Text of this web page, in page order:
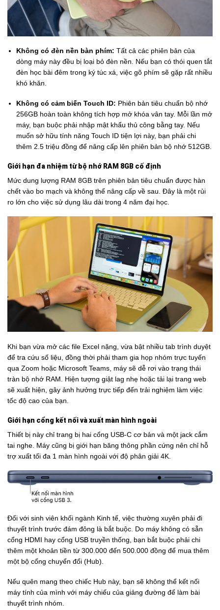
Không có đèn nền bàn phím: Tất cả các phiên bản của
dòng máy này đều bị loại bỏ đèn nền. Nếu bạn có thói quen tắt
đèn học bài đêm trong ký túc xá, việc gõ phím sẽ gặp rất nhiều
khó khăn.
Không có cảm biến Touch ID: Phiên bản tiêu chuẩn bộ nhớ
256GB hoàn toàn không tích hợp mở khóa vân tay. Mỗi lần mở
máy, bạn buộc phải nhập mật khẩu thủ công bằng tay. Nếu
muốn sở hữu tính năng Touch ID tiện lợi này, bạn phải chi
thêm 2.5 triệu đồng để nâng cấp lên phiên bản bộ nhớ 512GB.
Giới hạn đa nhiệm từ bộ nhớ RAM 8GB cố định
Mức dung lượng RAM 8GB trên phiên bản tiêu chuẩn được hàn
chết vào bo mạch và không thể nâng cấp về sau. Đây là một rủi
ro lớn cho việc sử dụng lâu dài trong 4 năm đại học.
Khi bạn vừa mở các file Excel nặng, vừa bật nhiều tab trình duyệt
để tra cứu số liệu, đồng thời phải tham gia họp nhóm trực tuyến
qua Zoom hoặc Microsoft Teams, máy sẽ dễ rơi vào trạng thái
tràn bộ nhớ RAM. Hiện tượng giật lag nhẹ hoặc tải lại trang web
sẽ xuất hiện, gây ảnh hưởng trực tiếp đến trải nghiệm làm việc
tốc độ cao của bạn.
Giới hạn cổng kết nối và xuất màn hình ngoài
Thiết bị này chỉ trang bị hai cổng USB-C cơ bản và một jack cắm
tai nghe. Máy cũng bị giới hạn băng thông phần cứng nên chỉ hỗ
trợ xuất tối đa 1 màn hình ngoài với độ phân giải 4K.
Đối với sinh viên khối ngành Kinh tế, việc thường xuyên phải đi
thuyết trình trước đám đông là bắt buộc. Do máy không có sẵn
cổng HDMI hay cổng USB truyền thống, bạn bắt buộc phải chi
thêm một khoản tiền từ 300.000 đến 500.000 đồng để mua thêm
một bộ cổng chuyển đổi (Hub).
Nếu quên mang theo chiếc Hub này, bạn sẽ không thể kết nối
máy tính của mình với máy chiếu của giảng đường để làm bài
thuyết trình nhóm.